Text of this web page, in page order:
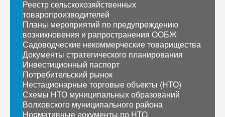
Реестр сельскохозяйственных
товаропроизводителей
Планы мероприятий по предупреждению
возникновения и рапространения ООБЖ
Садоводческие некоммерческие товарищества
Документы стратегического планирования
Инвестиционный паспорт
Потребительский рынок
Нестационарные торговые объекты (НТО)
Схемы НТО муниципальных образований
Волховского муниципального района
Нормативные документы по НТО